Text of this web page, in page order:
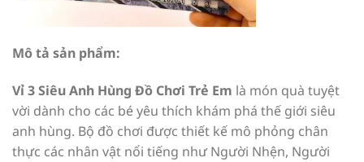
Mô tả sản phẩm:
Vỉ 3 Siêu Anh Hùng Đồ Chơi Trẻ Em là món quà tuyệt
vời dành cho các bé yêu thích khám phá thế giới siêu
anh hùng. Bộ đồ chơi được thiết kế mô phỏng chân
thực các nhân vật nổi tiếng như Người Nhện, Người